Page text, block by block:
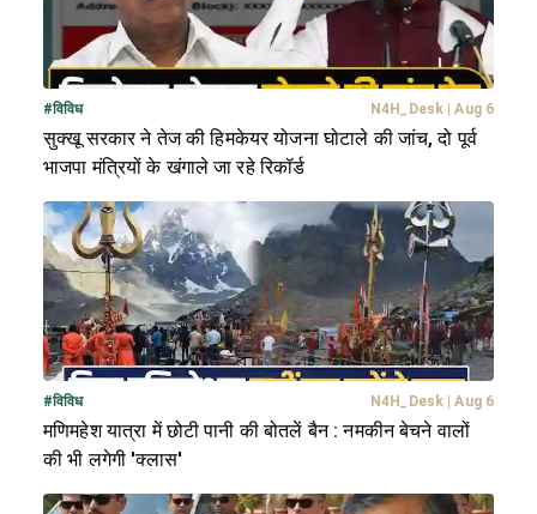
#विविध N4H_Desk | Aug 6
सुक्खू सरकार ने तेज की हिमकेयर योजना घोटाले की जांच, दो पूर्व
भाजपा मंत्रियों के खंगाले जा रहे रिकॉर्ड
#विविध N4H_Desk | Aug 6
मणिमहेश यात्रा में छोटी पानी की बोतलें बैन : नमकीन बेचने वालों
की भी लगेगी 'क्लास'